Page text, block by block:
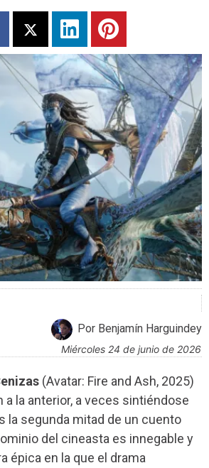
Por Benjamín Harguindey
miércoles 24 de junio de 2026
(Avatar: Fire and Ash, 2025)
a la anterior, a veces sintiéndose
la segunda mitad de un cuento
del cineasta es innegable y
épica en la que el drama